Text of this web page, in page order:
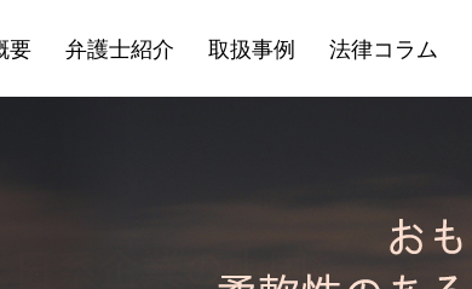
要 弁護士紹介 取扱事例 法律コラム